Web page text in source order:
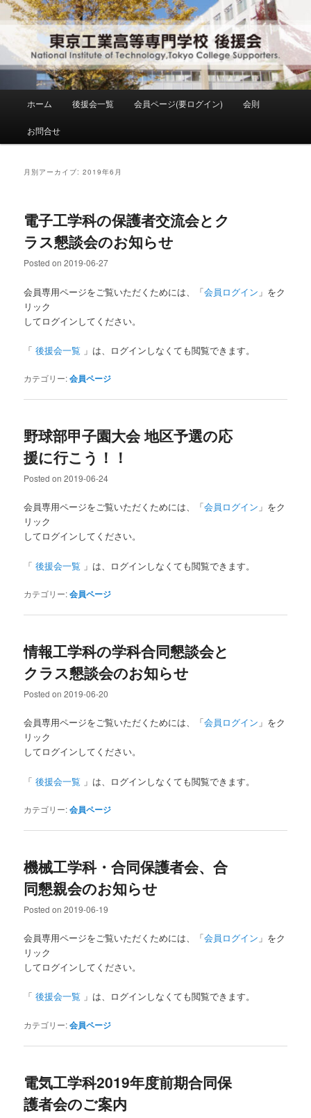
メ
イ
ン
コ
ン
サ
ブ
コ
ン
テ
東京工業高等専門学校 後援会
National Institute of Technology ,Tokyo College Supporters.
メ
ホーム 後援会一覧 会員ページ(要ログイン) 会則
お問合せ
月別アーカイブ:2019年6月
電子工学科の保護者交流会とク
ラス懇談会のお知らせ
Posted on2019-06-27
会員専用ページをご覧いただくためには、「会員ログイン 」をク
リック
してログインしてください。
「後援会一覧 」は、ログインしなくても閲覧できます。
カテゴリー:会員ページ
野球部甲子園大会 地区予選の応
援に行こう！！
Posted on2019-06-24
会員専用ページをご覧いただくためには、「会員ログイン 」をク
リック
してログインしてください。
「後援会一覧 」は、ログインしなくても閲覧できます。
カテゴリー:会員ページ
情報工学科の学科合同懇談会と
クラス懇談会のお知らせ
Posted on2019-06-20
会員専用ページをご覧いただくためには、「会員ログイン 」をク
リック
してログインしてください。
「後援会一覧 」は、ログインしなくても閲覧できます。
カテゴリー:会員ページ
機械工学科・合同保護者会、合
同懇親会のお知らせ
Posted on2019-06-19
会員専用ページをご覧いただくためには、「会員ログイン 」をク
リック
してログインしてください。
「後援会一覧 」は、ログインしなくても閲覧できます。
カテゴリー:会員ページ
電気工学科2019年度前期合同保
護者会のご案内